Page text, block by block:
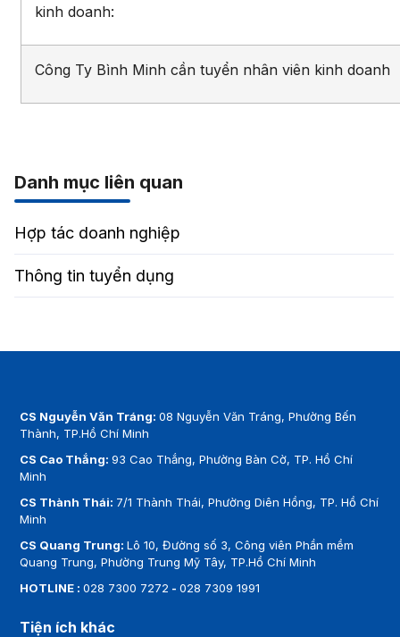
kinh doanh:
Công Ty Bình Minh cần tuyển nhân viên kinh doanh
Danh mục liên quan
Hợp tác doanh nghiệp
Thông tin tuyển dụng
CS Nguyễn Văn Tráng:08 Nguyễn Văn Tráng, Phường Bến
Thành, TP.Hồ Chí Minh
CS Cao Thắng:93 Cao Thắng, Phường Bàn Cờ, TP. Hồ Chí
Minh
CS Thành Thái: 7/1 Thành Thái, Phường Diên Hồng, TP. Hồ Chí
Minh
CS Quang Trung:Lô 10, Đường số 3, Công viên Phần mềm
Quang Trung, Phường Trung Mỹ Tây, TP.Hồ Chí Minh
HOTLINE :028 7300 7272 -028 7309 1991
Tiện ích khác